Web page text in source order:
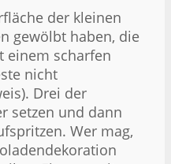
der kleinen
gewölbt haben, die
einem scharfen
nicht
Drei der
setzen und dann
Wer mag,